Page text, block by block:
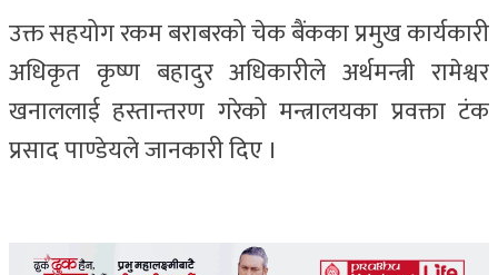
उक्त सहयोग रकम बराबरको चेक बैंकका प्रमुख कार्यकारी
अधिकृत कृष्ण बहादुर अधिकारीले अर्थमन्त्री रामेश्वर
खनाललाई हस्तान्तरण गरेको मन्त्रालयका प्रवक्ता टंक
प्रसाद पाण्डेयले जानकारी दिए ।